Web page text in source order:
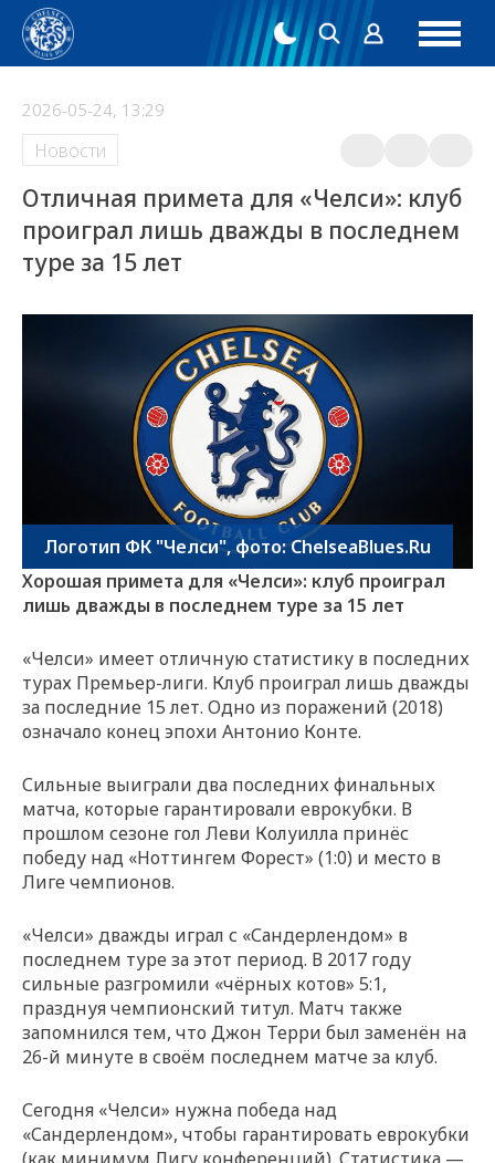
2026-05-24, 13:29
Новости
Отличная примета для «Челси»: клуб
проиграл лишь дважды в последнем
туре за 15 лет
Логотип ФК "Челси", фото: ChelseaBlues.Ru
Хорошая примета для «Челси»: клуб проиграл
лишь дважды в последнем туре за 15 лет
«Челси» имеет отличную статистику в последних
турах Премьер-лиги. Клуб проиграл лишь дважды
за последние 15 лет. Одно из поражений (2018)
означало конец эпохи Антонио Конте.
Сильные выиграли два последних финальных
матча, которые гарантировали еврокубки. В
прошлом сезоне гол Леви Колуилла принёс
победу над «Ноттингем Форест» (1:0) и место в
Лиге чемпионов.
«Челси» дважды играл с «Сандерлендом» в
последнем туре за этот период. В 2017 году
сильные разгромили «чёрных котов» 5:1,
празднуя чемпионский титул. Матч также
запомнился тем, что Джон Терри был заменён на
26-й минуте в своём последнем матче за клуб.
Сегодня «Челси» нужна победа над
«Сандерлендом», чтобы гарантировать еврокубки
(как минимум Лигу конференций). Статистика —